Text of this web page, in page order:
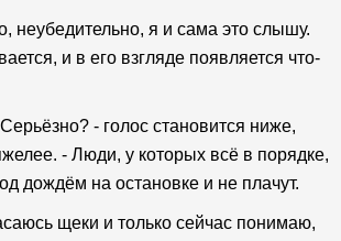
неубедительно, я и сама это слышу.
и в его взгляде появляется что-
- голос становится ниже,
- Люди, у которых всё в порядке,
дождём на остановке и не плачут.
щеки и только сейчас понимаю,